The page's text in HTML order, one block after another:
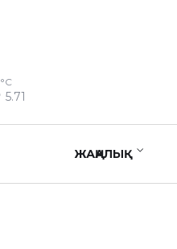
°C
5.71
ЖАҢАЛЫҚ